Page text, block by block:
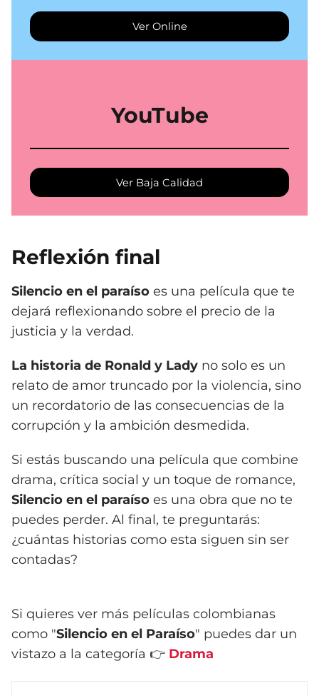
Ver Online
YouTube
Ver Baja Calidad
Reflexión final
Silencio en el paraíso es una película que te
dejará reflexionando sobre el precio de la
justicia y la verdad.
La historia de Ronald y Lady no solo es un
relato de amor truncado por la violencia, sino
un recordatorio de las consecuencias de la
corrupción y la ambición desmedida.
Si estás buscando una película que combine
drama, crítica social y un toque de romance,
Silencio en el paraíso es una obra que no te
puedes perder. Al final, te preguntarás:
¿cuántas historias como esta siguen sin ser
contadas?
Si quieres ver más películas colombianas
como "Silencio en el Paraíso" puedes dar un
vistazo a la categoría 👉 Drama